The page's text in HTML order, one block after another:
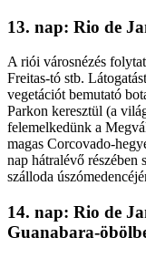
13. nap: Rio de
A riói városnézés
Freitas-tó stb.
vegetációt bemutató
Parkon keresztül (a
felemelkedünk a
magas Corcovado-
nap hátralévő részében
szálloda
14. nap: Rio de
Guanabara-